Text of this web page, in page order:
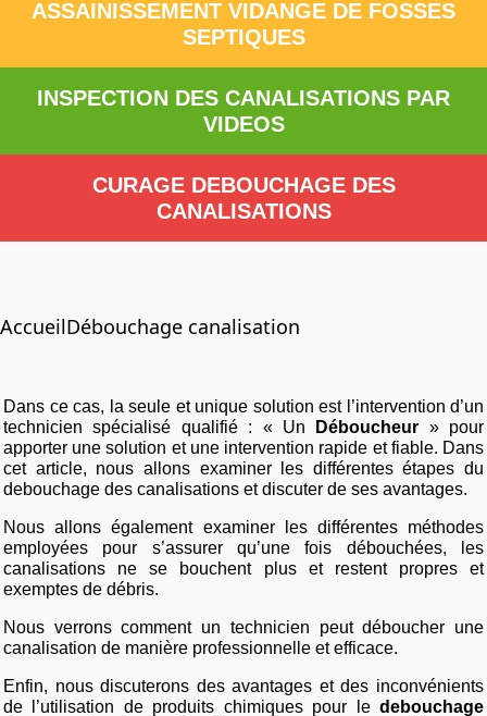
ASSAINISSEMENT VIDANGE DE FOSSES
SEPTIQUES
INSPECTION DES CANALISATIONS PAR
VIDEOS
CURAGE DEBOUCHAGE DES
CANALISATIONS
AccueilDébouchage canalisation
Dans ce cas, la seule et unique solution est l’intervention d’un
technicien spécialisé qualifié : « Un
Déboucheur » pour
apporter une solution et une intervention rapide et fiable. Dans
cet article, nous allons examiner les différentes étapes du
debouchage des canalisations et discuter de ses avantages.
Nous allons également examiner les différentes méthodes
employées pour s’assurer qu’une fois débouchées, les
canalisations ne se bouchent plus et restent propres et
exemptes de débris.
Nous verrons comment un technicien peut déboucher une
canalisation de manière professionnelle et efficace.
Enfin, nous discuterons des avantages et des inconvénients
de l’utilisation de produits chimiques pour le debouchage